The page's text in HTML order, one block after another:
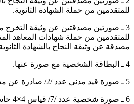
للمتقدمين من حملة الشهادة الثانوية.
3 ـ صورتين مصدقتين عن وثيقة التخرج
للمتقدمين من حملة شهادات المعاهد
مصدقة عن وثيقة النجاح بالشهادة
4 ـ البطاقة الشخصية مع صورة عنها.
5 ـ صورة قيد مدني عدد /2/ صادرة عن مديرية الأحوال المدنية.
6 ـ صورة شخصية عدد /7/ قياس 4×4 حاسر الرأس.